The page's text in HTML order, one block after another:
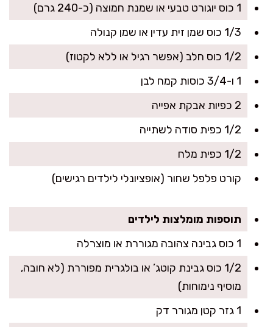
1 כוס יוגורט טבעי או שמנת חמוצה (כ-240 גרם)
1/3 כוס שמן זית עדין או שמן קנולה
1/2 כוס חלב (אפשר רגיל או ללא לקטוז)
1 ו-3/4 כוסות קמח לבן
2 כפיות אבקת אפייה
1/2 כפית סודה לשתייה
1/2 כפית מלח
קורט פלפל שחור (אופציונלי לילדים רגישים)
תוספות מומלצות לילדים
1 כוס גבינה צהובה מגוררת או מוצרלה
1/2 כוס גבינת קוטג’ או בולגרית מפוררת (לא חובה,
מוסיף נימוחות)
1 גזר קטן מגורר דק